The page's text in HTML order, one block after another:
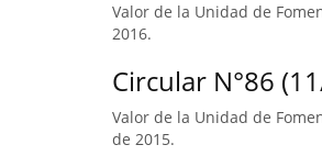
Valor de la Unidad de
2016.
Circular N°86
Valor de la Unidad de
de 2015.